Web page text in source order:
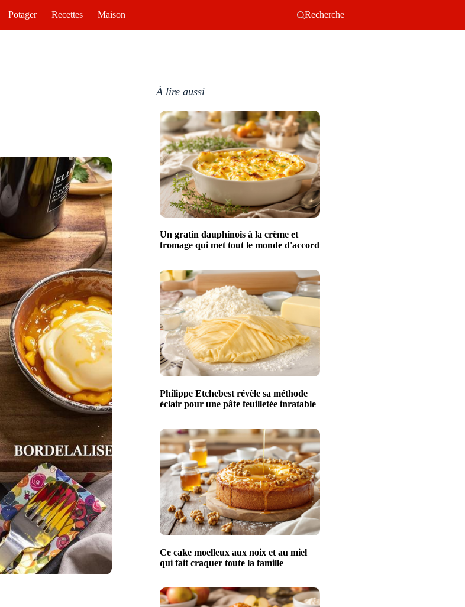
Potager Recettes Maison Recherche
À lire aussi
Un gratin dauphinois à la crème et
fromage qui met tout le monde d'accord
Philippe Etchebest révèle sa méthode
éclair pour une pâte feuilletée inratable
Ce cake moelleux aux noix et au miel
qui fait craquer toute la famille